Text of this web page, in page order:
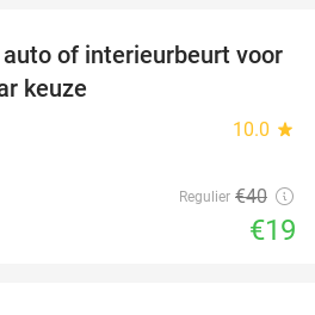
53%
of interieurbeurt voor
keuze
10.0 star
Regulier €40
€19